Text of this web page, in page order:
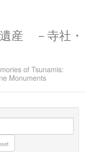
産 －寺社・
of Tsunamis:
Monuments